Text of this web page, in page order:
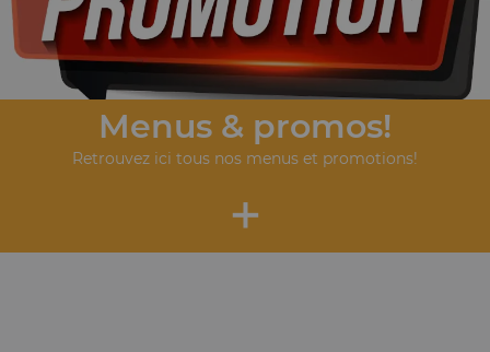
Menus & promos!
Retrouvez ici tous nos menus et promotions!
+